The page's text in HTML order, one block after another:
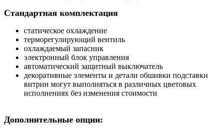
Стандартная комплектация
статическое охлаждение
терморегулирующий вентиль
охлаждаемый запасник
электронный блок управления
автоматический защитный выключатель
декоративные элементы и детали обшивки подставки
витрин могут выполняться в различных цветовых
исполнениях без изменения стоимости
Дополнительные опции: